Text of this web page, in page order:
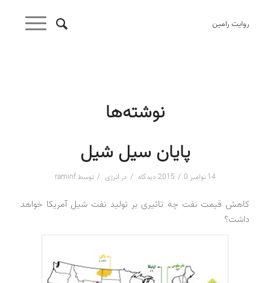
روایت رامین
نوشته‌ها
پایان سیل شیل
14 نوامبر 2015 / 0 دیدگاه / در انرژی / توسطraminf
کاهش قیمت نفت چه تاثیری بر تولید نفت شیل آمریکا خواهد
داشت؟